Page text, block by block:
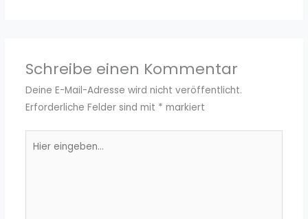
Schreibe einen Kommentar
Deine E-Mail-Adresse wird nicht veröffentlicht.
Erforderliche Felder sind mit * markiert
eingeben…